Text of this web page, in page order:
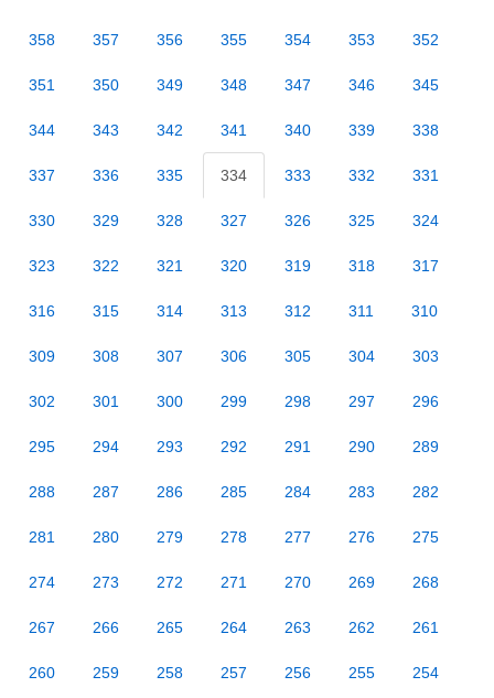
358 357 356 355 354 353 352
351 350 349 348 347 346 345
344 343 342 341 340 339 338
337 336 335 334 333 332 331
330 329 328 327 326 325 324
323 322 321 320 319 318 317
316 315 314 313 312 311 310
309 308 307 306 305 304 303
302 301 300 299 298 297 296
295 294 293 292 291 290 289
288 287 286 285 284 283 282
281 280 279 278 277 276 275
274 273 272 271 270 269 268
267 266 265 264 263 262 261
260 259 258 257 256 255 254